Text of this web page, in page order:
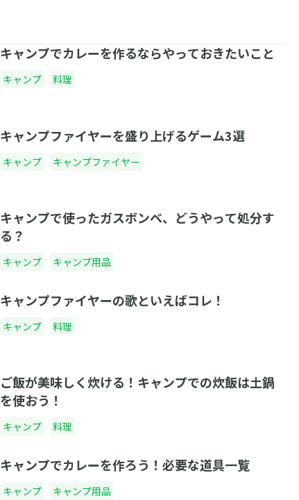
キャンプでカレーを作るならやっておきたいこと
キャンプ 料理
キャンプファイヤーを盛り上げるゲーム3選
キャンプ キャンプファイヤー
キャンプで使ったガスボンベ、どうやって処分す
る？
キャンプ キャンプ用品
キャンプファイヤーの歌といえばコレ！
キャンプ 料理
ご飯が美味しく炊ける！キャンプでの炊飯は土鍋
を使おう！
キャンプ 料理
キャンプでカレーを作ろう！必要な道具一覧
キャンプ キャンプ用品